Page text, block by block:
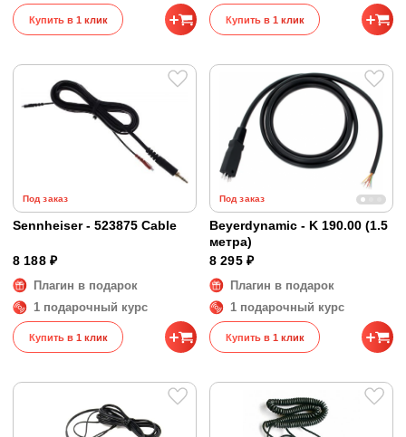
Купить в 1 клик Купить в 1 клик
Под заказ
Sennheiser - 523875 Cable
8 188 ₽
Плагин в подарок
1 подарочный курс
Купить в 1 клик
Под заказ
Beyerdynamic - K 190.00 (1.5
метра)
8 295 ₽
Плагин в подарок
1 подарочный курс
Купить в 1 клик